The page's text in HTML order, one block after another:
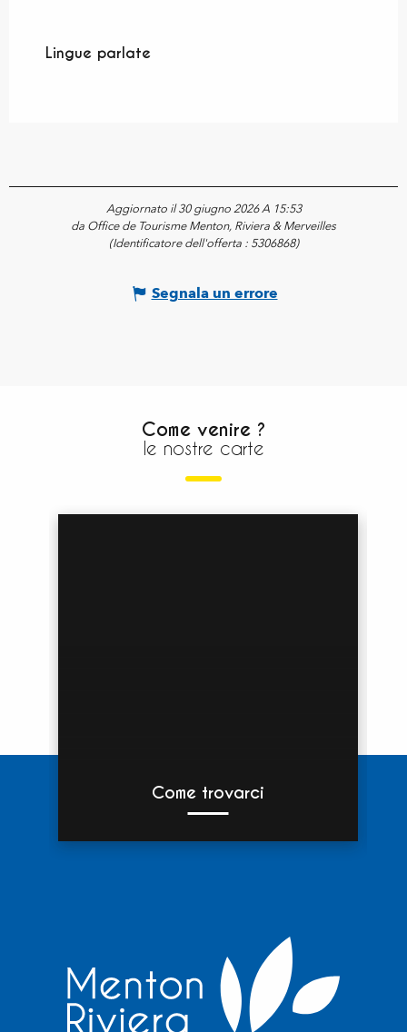
Lingue parlate
Lingue parlate
Aggiornato il 30 giugno 2026 A 15:53
da Office de Tourisme Menton, Riviera & Merveilles
(Identificatore dell'offerta : 5306868)
Segnala un errore
Come venire ?
le nostre carte
Come trovarci